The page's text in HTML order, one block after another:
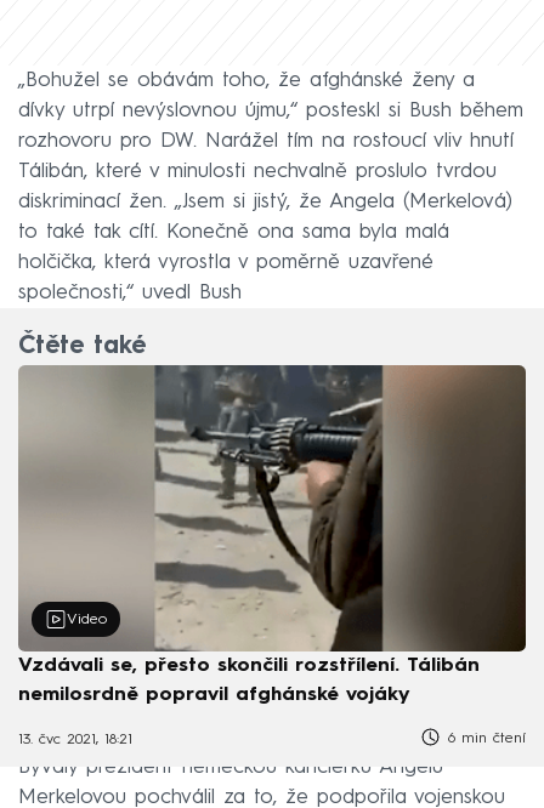
„Bohužel se obávám toho, že afghánské ženy a
dívky utrpí nevýslovnou újmu,“ posteskl si Bush během
rozhovoru pro DW. Narážel tím na rostoucí vliv hnutí
Tálibán, které v minulosti nechvalně proslulo tvrdou
diskriminací žen. „Jsem si jistý, že Angela (Merkelová)
to také tak cítí. Konečně ona sama byla malá
holčička, která vyrostla v poměrně uzavřené
společnosti,“ uvedl Bush
Čtěte také
Video
Vzdávali se, přesto skončili rozstřílení. Tálibán
nemilosrdně popravil afghánské vojáky
13. čvc 2021, 18:21 6 min čtení
Bývalý prezident německou kancléřku Angelu
Merkelovou pochválil za to, že podpořila vojenskou